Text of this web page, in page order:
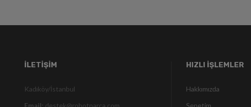
İLETIŞIM
Kadıköy/İstanbul
Email: destek@robotparca.com
HIZLI İŞLEMLER
Hakkımızda
Sepetim